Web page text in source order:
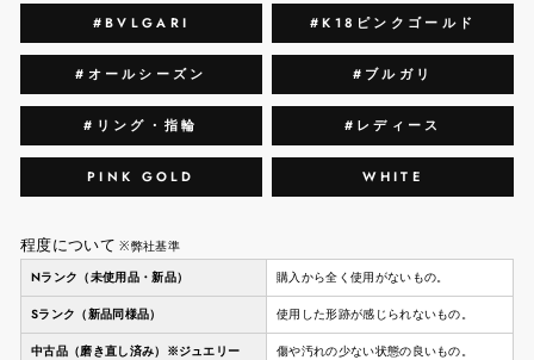
#BVLGARI #K18ピンクゴールド
#オールシーズン #ブルガリ
#リング・指輪 #レディース
PINK GOLD WHITE
程度について ※弊社基準
Nランク（未使用品・新品）
購入から全く使用がないもの。
Sランク（新品同様品） 使用した形跡が感じられないもの。
中古品（磨き直し済み）※ジュエリー 傷や汚れの少ない状態の良いもの。